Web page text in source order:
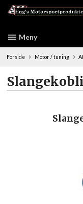
Meny
Forside Motor / tuning